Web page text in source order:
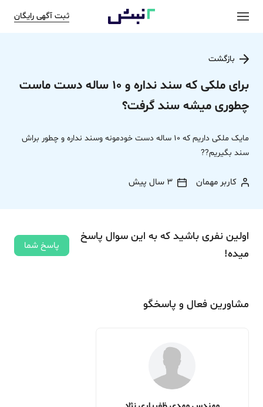
ثبت آگهی رایگان
بازگشت
برای ملکی که سند نداره و 10 ساله دست ماست
چطوری میشه سند گرفت؟
مایک ملکی داریم که 10 ساله دست خودمونه وسند نداره و چطور براش
سند بگیریم??
کاربر مهمان 3 سال پیش
اولین نفری باشید که به این سوال پاسخ
میده!
پاسخ شما
مشاورین فعال و پاسخگو